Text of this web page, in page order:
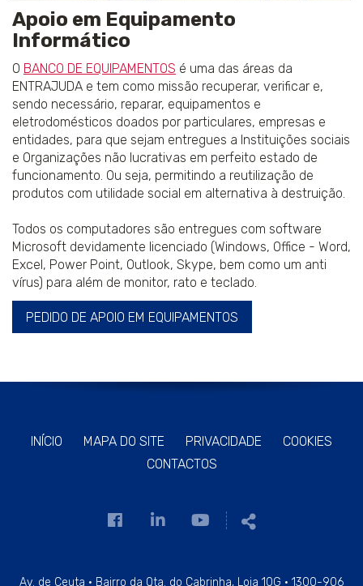
Apoio em Equipamento
Informático
O BANCO DE EQUIPAMENTOS é uma das áreas da
ENTRAJUDA e tem como missão recuperar, verificar e,
sendo necessário, reparar, equipamentos e
eletrodomésticos doados por particulares, empresas e
entidades, para que sejam entregues a Instituições sociais
e Organizações não lucrativas em perfeito estado de
funcionamento. Ou seja, permitindo a reutilização de
produtos com utilidade social em alternativa à destruição.
Todos os computadores são entregues com software
Microsoft devidamente licenciado (Windows, Office - Word,
Excel, Power Point, Outlook, Skype, bem como um anti
vírus) para além de monitor, rato e teclado.
PEDIDO DE APOIO EM EQUIPAMENTOS
INÍCIO MAPA DO SITE PRIVACIDADE
COOKIES
CONTACTOS
Link
Link
Link
Av. de Ceuta · Bairro da Qta. do Cabrinha, Loja 10G · 1300-906